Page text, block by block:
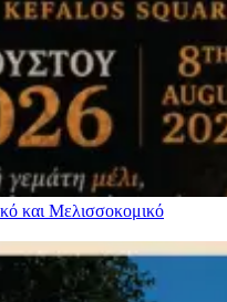
και Μελισσοκομικό